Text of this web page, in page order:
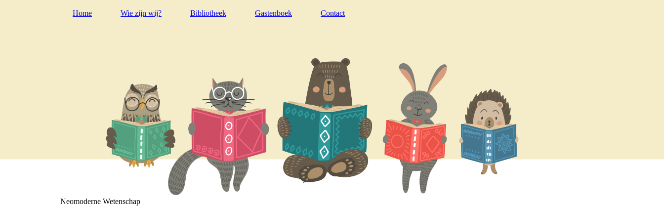
Home Wie zijn wij? Bibliotheek Gastenboek Contact
Neomoderne Wetenschap